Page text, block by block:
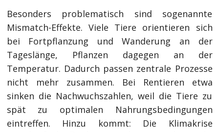
Besonders problematisch sind sogenannte
Mismatch-Effekte. Viele Tiere orientieren sich
bei Fortpflanzung und Wanderung an der
Tageslänge, Pflanzen dagegen an der
Temperatur. Dadurch passen zentrale Prozesse
nicht mehr zusammen. Bei Rentieren etwa
sinken die Nachwuchszahlen, weil die Tiere zu
spät zu optimalen Nahrungsbedingungen
eintreffen. Hinzu kommt: Die Klimakrise